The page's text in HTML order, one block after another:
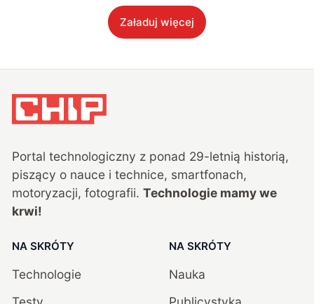
Załaduj więcej
Portal technologiczny z ponad 29-letnią historią,
piszący o nauce i technice, smartfonach,
motoryzacji, fotografii. Technologie mamy we
krwi!
NA SKRÓTY
Technologie
NA SKRÓTY
Nauka